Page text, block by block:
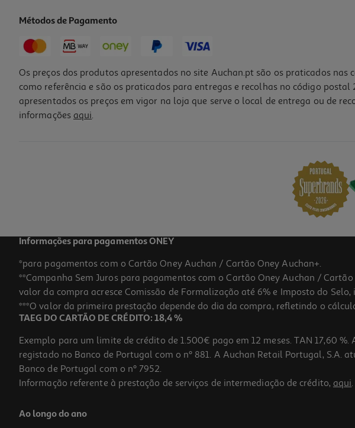
Métodos de Pagamento
Os preços dos produtos apresentados no site Auchan.pt são os praticados
como referência e são os praticados para entregas e recolhas no código
apresentados os preços em vigor na loja que serve o local de entrega ou de
informações aqui.
Informações para pagamentos ONEY
*para pagamentos com o Cartão Oney Auchan / Cartão Oney Auchan+.
**Campanha Sem Juros para pagamentos com o Cartão Oney Auchan /
valor da compra acresce Comissão de Formalização até 6% e Imposto do
***O valor da primeira prestação depende do dia da compra, refletindo o
TAEG DO CARTÃO DE CRÉDITO: 18,4 %
Exemplo para um limite de crédito de 1.500€ pago em 12 meses. TAN 17,60
registado no Banco de Portugal com o nº 881. A Auchan Retail Portugal,
Banco de Portugal com o nº 7952.
Informação referente à prestação de serviços de intermediação de crédito, aqui.
Ao longo do ano